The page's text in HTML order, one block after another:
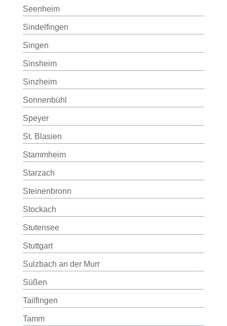
Seenheim
Sindelfingen
Singen
Sinsheim
Sinzheim
Sonnenbühl
Speyer
St. Blasien
Stammheim
Starzach
Steinenbronn
Stockach
Stutensee
Stuttgart
Sulzbach an der Murr
Süßen
Tailfingen
Tamm